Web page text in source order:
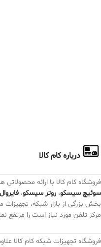
درباره کام کالا
فروشگاه کام کالا با ارائه
سوئیچ سیسکو، روتر سیسکو،
بخش بزرگی از بازار شبکه، تجهیزات
مرکز تلفن مورد نیاز است را مرتفع
فروشگاه تجهیزات شبکه کام کالا علاوه